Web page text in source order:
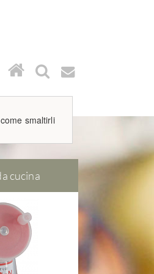
smaltirli
cucina